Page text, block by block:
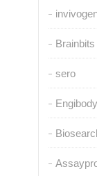
Brainbits
sero
Engibody